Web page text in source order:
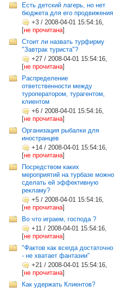
Есть детский лагерь, но нет
бюджета для его продвижения
+3 / 2008-04-01 15:54:16,
[не прочитана]
Стоит ли назвать турфирму
"Завтрак туриста"?
+27 / 2008-04-01 15:54:16,
[не прочитана]
Распределение
ответственности между
туроператором, турагентом,
клиентом
+6 / 2008-04-01 15:54:16,
[не прочитана]
Организация рыбалки для
иностранцев
+14 / 2008-04-01 15:54:16,
[не прочитана]
Посредством каких
мероприятий на турбазе можно
сделать ей эффективную
рекламу?
+5 / 2008-04-01 15:54:16,
[не прочитана]
Во что играем, господа ?
+11 / 2008-04-01 15:54:16,
[не прочитана]
"Фактов как всегда достаточно
- не хватает фантазии"
+21 / 2008-04-01 15:54:16,
[не прочитана]
Как удержать Клиентов?